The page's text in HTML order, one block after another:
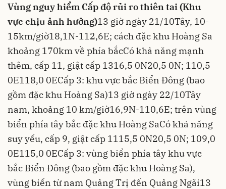
Vùng nguy hiểm Cấp độ rủi ro thiên tai (Khu
vực chịu ảnh hưởng)13 giờ ngày 21/10Tây, 10-
15km/giờ18,1N-112,6E; cách đặc khu Hoàng Sa
khoảng 170km về phía bắcCó khả năng mạnh
thêm, cấp 11, giật cấp 1316,5 0N20,5 0N; 110,5
0E118,0 0ECấp 3: khu vực bắc Biển Đông (bao
gồm đặc khu Hoàng Sa)13 giờ ngày 22/10Tây
nam, khoảng 10 km/giờ16,9N-110,6E; trên vùng
biển phía tây bắc đặc khu Hoàng SaCó khả năng
suy yếu, cấp 9, giật cấp 1115,5 0N20,5 0N; 109,0
0E115,0 0ECấp 3: vùng biển phía tây khu vực
bắc Biển Đông (bao gồm đặc khu Hoàng Sa),
vùng biển từ nam Quảng Trị đến Quảng Ngãi13